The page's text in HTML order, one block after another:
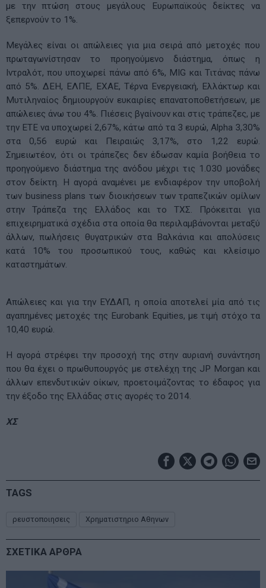
με την πτώση στους μεγάλους Ευρωπαϊκούς δείκτες να
ξεπερνούν το 1%.
Μεγάλες είναι οι απώλειες για μια σειρά από μετοχές που
πρωταγωνίστησαν το προηγούμενο διάστημα, όπως η
Ιντραλότ, που υποχωρεί πάνω από 6%, MIG και Τιτάνας πάνω
από 5%. ΔΕΗ, ΕΛΠΕ, ΕΧΑΕ, Τέρνα Ενεργειακή, Ελλάκτωρ και
Μυτιληναίος δημιουργούν ευκαιρίες επανατοποθετήσεων, με
απώλειες άνω του 4%. Πιέσεις βγαίνουν και στις τράπεζες, με
την ΕΤΕ να υποχωρεί 2,67%, κάτω από τα 3 ευρώ, Alpha 3,30%
στα 0,56 ευρώ και Πειραιώς 3,17%, στο 1,22 ευρώ.
Σημειωτέον, ότι οι τράπεζες δεν έδωσαν καμία βοήθεια το
προηγούμενο διάστημα της ανόδου μέχρι τις 1.030 μονάδες
στον δείκτη. Η αγορά αναμένει με ενδιαφέρον την υποβολή
των business plans των διοικήσεων των τραπεζικών ομίλων
στην Τράπεζα της Ελλάδος και το ΤΧΣ. Πρόκειται για
επιχειρηματικά σχέδια στα οποία θα περιλαμβάνονται μεταξύ
άλλων, πωλήσεις θυγατρικών στα Βαλκάνια και απολύσεις
κατά 10% του προσωπικού τους, καθώς και κλείσιμο
καταστημάτων.
Απώλειες και για την ΕΥΔΑΠ, η οποία αποτελεί μία από τις
αγαπημένες μετοχές της Eurobank Equities, με τιμή στόχο τα
10,40 ευρώ.
Η αγορά στρέφει την προσοχή της στην αυριανή συνάντηση
που θα έχει ο πρωθυπουργός με στελέχη της JP Morgan και
άλλων επενδυτικών οίκων, προετοιμάζοντας το έδαφος για
την έξοδο της Ελλάδας στις αγορές το 2014.
ΧΣ
TAGS
ρευστοποιησεις Χρηματιστηριο Αθηνων
ΣΧΕΤΙΚΑ ΑΡΘΡΑ